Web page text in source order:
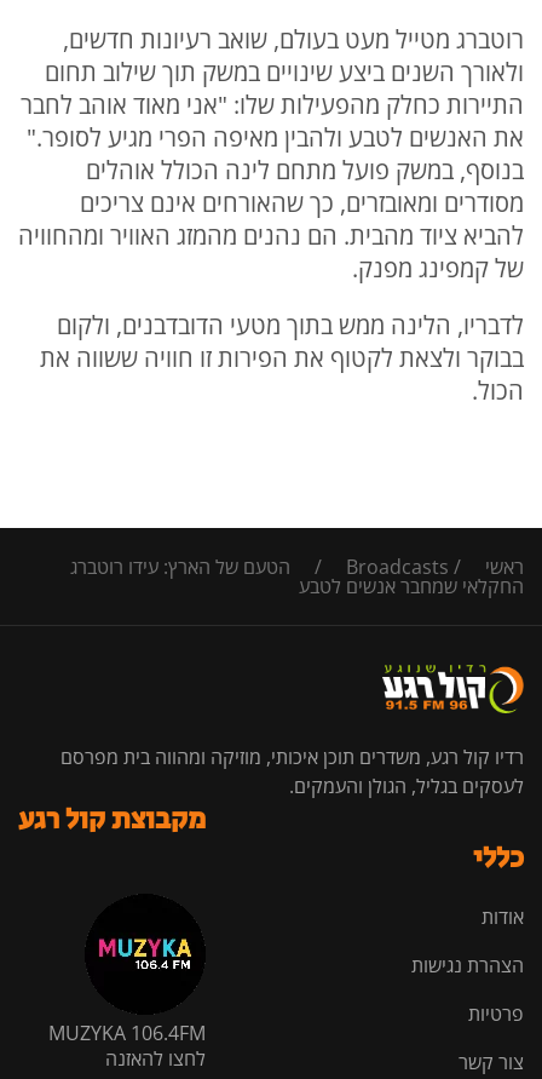
רוטברג מטייל מעט בעולם, שואב רעיונות חדשים,
ולאורך השנים ביצע שינויים במשק תוך שילוב תחום
התיירות כחלק מהפעילות שלו: "אני מאוד אוהב לחבר
את האנשים לטבע ולהבין מאיפה הפרי מגיע לסופר."
בנוסף, במשק פועל מתחם לינה הכולל אוהלים
מסודרים ומאובזרים, כך שהאורחים אינם צריכים
להביא ציוד מהבית. הם נהנים מהמזג האוויר ומהחוויה
של קמפינג מפנק.
לדבריו, הלינה ממש בתוך מטעי הדובדבנים, ולקום
בבוקר ולצאת לקטוף את הפירות זו חוויה ששווה את
הכול.
ראשי /
Broadcasts
/ הטעם של הארץ: עידו רוטברג
החקלאי שמחבר אנשים לטבע
רדיו קול רגע, משדרים תוכן איכותי, מוזיקה ומהווה בית מפרסם
לעסקים בגליל, הגולן והעמקים.
כללי
אודות
הצהרת נגישות
פרטיות
צור קשר
מקבוצת קול רגע
MUZYKA 106.4FM
לחצו להאזנה